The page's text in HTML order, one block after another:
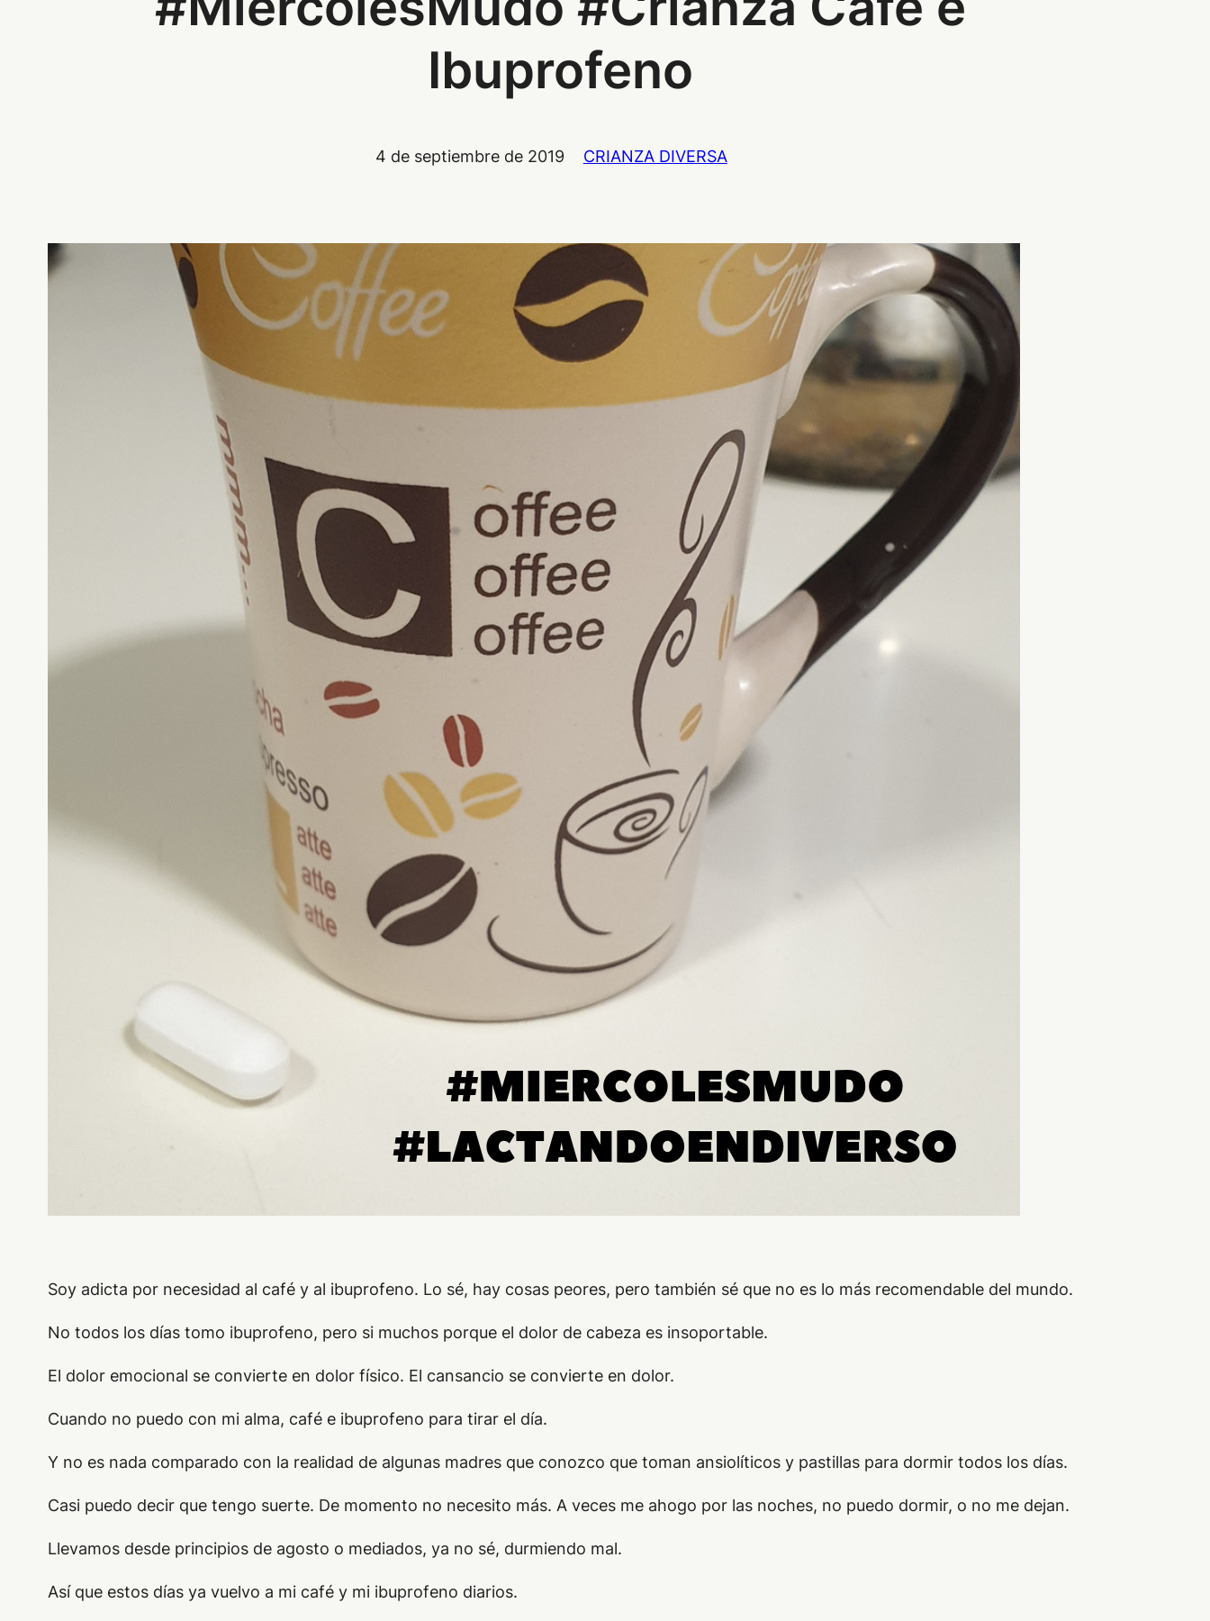
Ibuprofeno
4 de septiembre de 2019 CRIANZA DIVERSA
Soy adicta por necesidad al café y al ibuprofeno. Lo sé, hay cosas peores, pero también sé que no es lo más recomendable del mundo.
No todos los días tomo ibuprofeno, pero si muchos porque el dolor de cabeza es insoportable.
El dolor emocional se convierte en dolor físico. El cansancio se convierte en dolor.
Cuando no puedo con mi alma, café e ibuprofeno para tirar el día.
Y no es nada comparado con la realidad de algunas madres que conozco que toman ansiolíticos y pastillas para dormir todos los días.
Casi puedo decir que tengo suerte. De momento no necesito más. A veces me ahogo por las noches, no puedo dormir, o no me dejan.
Llevamos desde principios de agosto o mediados, ya no sé, durmiendo mal.
Así que estos días ya vuelvo a mi café y mi ibuprofeno diarios.